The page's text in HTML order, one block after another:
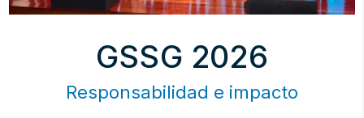
GSSG 2026
Responsabilidad e impacto